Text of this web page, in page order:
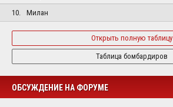
10.
Милан
Открыть полную таблицу
Таблица бомбардиров
ОБСУЖДЕНИЕ НА ФОРУМЕ